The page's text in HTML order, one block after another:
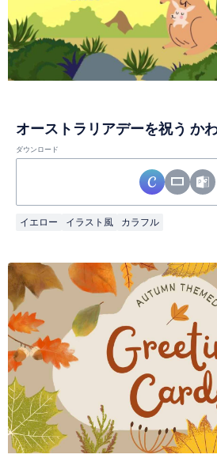
オーストラリアデーを祝う か
ダウンロード
イエロー イラスト風 カラフル